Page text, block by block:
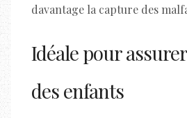
davantage la capture des
Idéale pour
des enfants